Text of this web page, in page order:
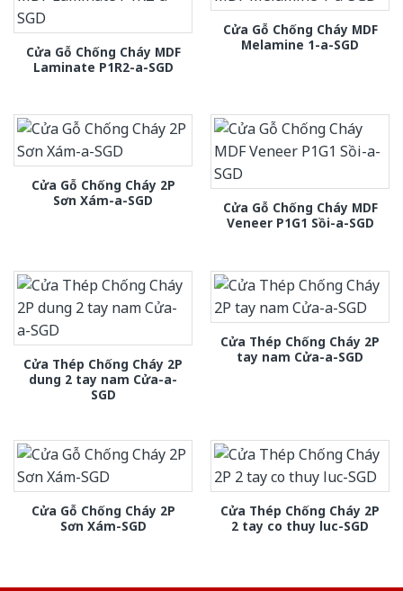
Cửa Gỗ Chống Cháy MDF
Laminate P1R2-a-SGD
Cửa Gỗ Chống Cháy MDF
Melamine 1-a-SGD
Cửa Gỗ Chống Cháy 2P
Sơn Xám-a-SGD
Cửa Gỗ Chống Cháy MDF
Veneer P1G1 Sồi-a-SGD
Cửa Thép Chống Cháy 2P
dung 2 tay nam Cửa-a-
SGD
Cửa Thép Chống Cháy 2P
tay nam Cửa-a-SGD
Cửa Gỗ Chống Cháy 2P
Sơn Xám-SGD
Cửa Thép Chống Cháy 2P
2 tay co thuy luc-SGD